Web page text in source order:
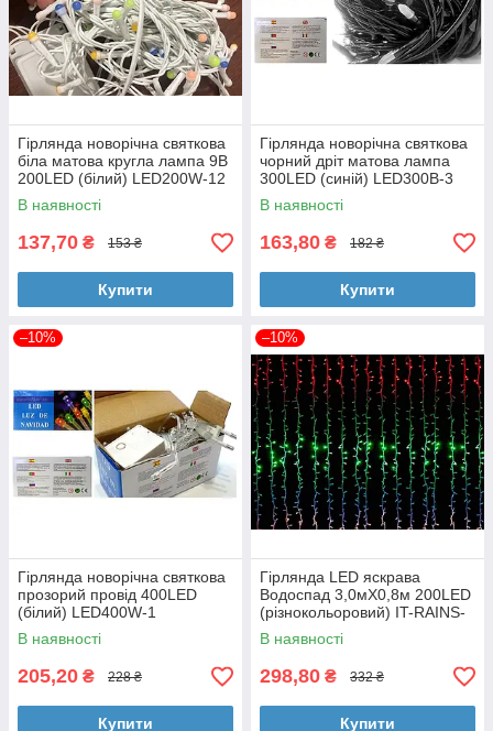
Гірлянда новорічна святкова
біла матова кругла лампа 9В
200LED (білий) LED200W-12
(білий провід)
В наявності
137,70 ₴ 153 ₴
Купити
Гірлянда новорічна святкова
чорний дріт матова лампа
300LED (синій) LED300B-3
В наявності
163,80 ₴ 182 ₴
Купити
–10%
Гірлянда новорічна святкова
прозорий провід 400LED
(білий) LED400W-1
В наявності
205,20 ₴ 228 ₴
Купити
–10%
Гірлянда LED яскрава
Водоспад 3,0мХ0,8м 200LED
(різнокольоровий) IT-RAINS-
200-M (прозорий провід)
В наявності
298,80 ₴ 332 ₴
Купити